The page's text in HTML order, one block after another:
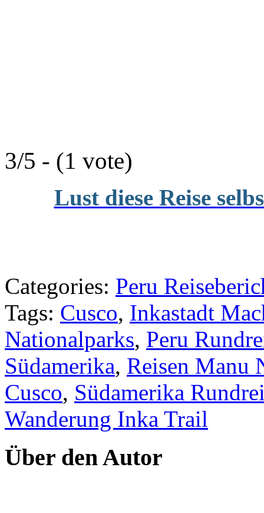
3/5 - (1 vote)
Lust diese Reise
Categories: Peru
Tags: Cusco, Inkastadt
Nationalparks, Peru
Südamerika, Reisen Manu
Cusco, Südamerika
Wanderung Inka Trail
Über den Autor